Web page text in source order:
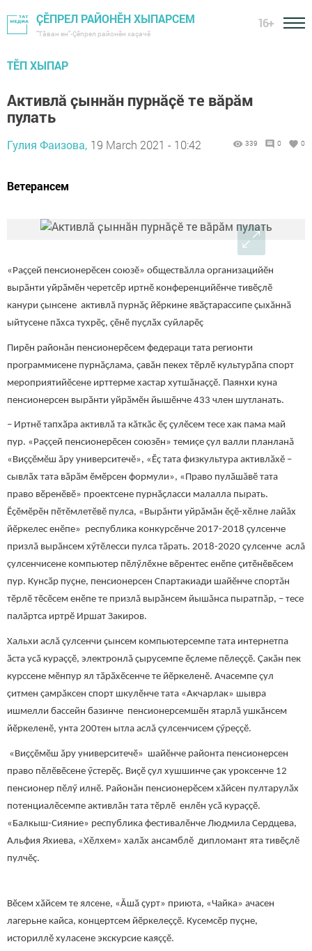
ҪӖПРЕЛ РАЙОНӖН ХЫПАРСЕМ
"Тӑван ен"-Çĕпрел районĕн хаçачӗ
16+
ТӖП ХЫПАР
Активлӑ ҫыннӑн пурнӑҫӗ те вăрăм
пулать
Гулия Фаизова, 19 March 2021 - 10:42 339 0 0
Ветерансем
«Раҫҫей пенсионерӗсен союзӗ» обществăлла организацийӗн
вырӑнти уйрӑмӗн черетсӗр иртнӗ конференцийӗнче тивӗçлӗ
канури çынсене активлӑ пурнӑҫ йӗркине явӑҫтарассипе ҫыхӑннӑ
ыйтусене пӑхса тухрӗҫ, çӗнӗ пуҫлӑх суйларӗç
Пирӗн районăн пенсионерӗсем федераци тата регионти
программисене пурнӑҫлама, ҫавӑн пекех тӗрлӗ культурӑпа спорт
мероприятийӗсене ирттерме хастар хутшӑнаҫҫӗ. Паянхи куна
пенсионерсен вырӑнти уйрӑмӗн йышӗнче 433 член шутланать.
– Иртнӗ тапхӑра активлӑ та кăткăс ӗҫ ҫулӗсем тесе хак пама май
пур. «Раççей пенсионерӗсен союзӗн» темиçе çул валли планланă
«Виҫҫӗмӗш ăру университечӗ», «Ӗç тата физкультура активлӑхӗ –
сывлӑх тата вӑрӑм ӗмӗрсен формули», «Право пулӑшăвӗ тата
право вӗренӗвӗ» проектсене пурнӑҫласси малалла пырать.
Ӗҫӗмӗрӗн пӗтӗмлетӗвӗ пулса, «Вырăнти уйрăмăн ӗçӗ-хӗлне лайăх
йӗркелес енӗпе» республика конкурсӗнче 2017-2018 ҫулсенче
призлă вырăнсем хӳтӗлесси пулса тăрать. 2018-2020 ҫулсенче аслă
çулсенчисене компьютер пӗлӳлӗхне вӗрентес енӗпе ҫитӗнӗвӗсем
пур. Кунсӑр пуҫне, пенсионерсен Спартакиади шайӗнче спортăн
тӗрлӗ тӗсӗсем енӗпе те призлă вырӑнсем йышăнса пыратпăр, – тесе
палӑртса иртрӗ Иршат Закиров.
Хальхи аслă çулсенчи çынсем компьютерсемпе тата интернетпа
ӑста усӑ кураççӗ, электронлă çырусемпе ӗçлеме пӗлеççӗ. Çакăн пек
курссене мӗнпур ял тӑрӑхӗсенче те йӗркеленӗ. Ачасемпе çул
çитмен çамрăксен спорт шкулӗнче тата «Акчарлак» шывра
ишмелли бассейн базинче пенсионерсемшӗн ятарлӑ ушкӑнсем
йӗркеленӗ, унта 200тен ытла аслă çулсенчисем çӳреççӗ.
«Виҫҫӗмӗш ăру университечӗ» шайӗнче районта пенсионерсен
право пӗлӗвӗсене ӳстерӗҫ. Виҫӗ ҫул хушшинче ҫак уроксенче 12
пенсионер пӗлӳ илнӗ. Районăн пенсионерӗсем хӑйсен пултарулӑх
потенциалӗсемпе активлăн тата тӗрлӗ енлӗн усӑ кураҫҫӗ.
«Балкыш-Сияние» республика фестивалӗнче Людмила Сердцева,
Альфия Яхиева, «Хӗлхем» халӑх ансамблӗ дипломант ята тивӗçлӗ
пулчӗç.
Вӗсем хӑйсем те ялсене, «Ӑшӑ ҫурт» приюта, «Чайка» ачасен
лагерьне кайса, концертсем йӗркелеҫҫӗ. Кусемсӗр пуҫне,
историллӗ хуласене экскурсие каяççӗ.